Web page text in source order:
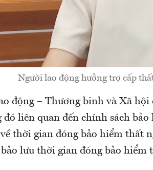
Người lao động hưởng trợ cấp
động – Thương binh và Xã
đó liên quan đến chính sách
thời gian đóng bảo hiểm thất
lưu thời gian đóng bảo hiểm